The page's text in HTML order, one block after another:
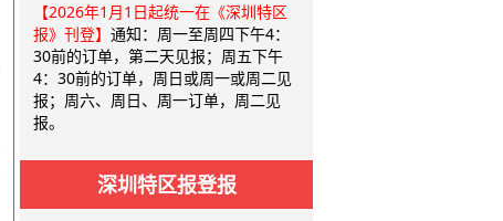
【2026年1月1日起统一在《深圳特区
报》刊登】 通知：周一至周四下午4：
30前的订单，第二天见报；周五下午
4：30前的订单，周日或周一或周二见
报；周六、周日、周一订单，周二见
报。
深圳特区报登报